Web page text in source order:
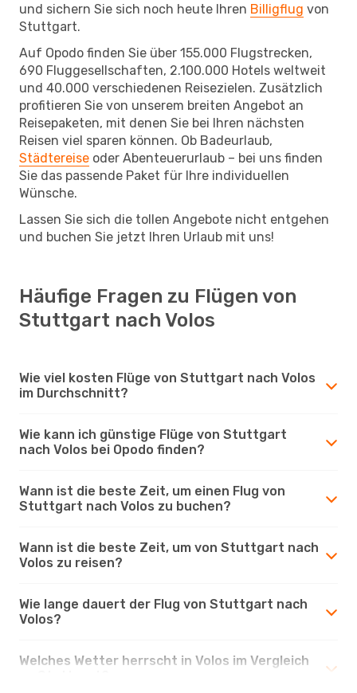
und sichern Sie sich noch heute Ihren Billigflug von
Stuttgart.
Auf Opodo finden Sie über 155.000 Flugstrecken,
690 Fluggesellschaften, 2.100.000 Hotels weltweit
und 40.000 verschiedenen Reisezielen. Zusätzlich
profitieren Sie von unserem breiten Angebot an
Reisepaketen, mit denen Sie bei Ihren nächsten
Reisen viel sparen können. Ob Badeurlaub,
Städtereise oder Abenteuerurlaub – bei uns finden
Sie das passende Paket für Ihre individuellen
Wünsche.
Lassen Sie sich die tollen Angebote nicht entgehen
und buchen Sie jetzt Ihren Urlaub mit uns!
Häufige Fragen zu Flügen von
Stuttgart nach Volos
Wie viel kosten Flüge von Stuttgart nach Volos
im Durchschnitt?
Wie kann ich günstige Flüge von Stuttgart
nach Volos bei Opodo finden?
Wann ist die beste Zeit, um einen Flug von
Stuttgart nach Volos zu buchen?
Wann ist die beste Zeit, um von Stuttgart nach
Volos zu reisen?
Wie lange dauert der Flug von Stuttgart nach
Volos?
Welches Wetter herrscht in Volos im Vergleich